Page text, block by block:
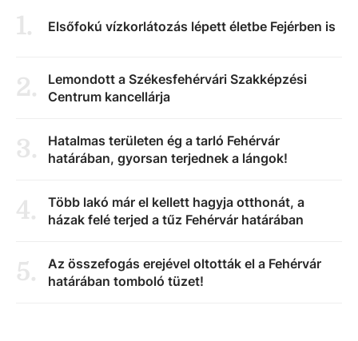
1. Elsőfokú vízkorlátozás lépett életbe Fejérben is
2.
Lemondott a Székesfehérvári Szakképzési
Centrum kancellárja
3.
Hatalmas területen ég a tarló Fehérvár
határában, gyorsan terjednek a lángok!
4.
Több lakó már el kellett hagyja otthonát, a
házak felé terjed a tűz Fehérvár határában
5.
Az összefogás erejével oltották el a Fehérvár
határában tomboló tüzet!